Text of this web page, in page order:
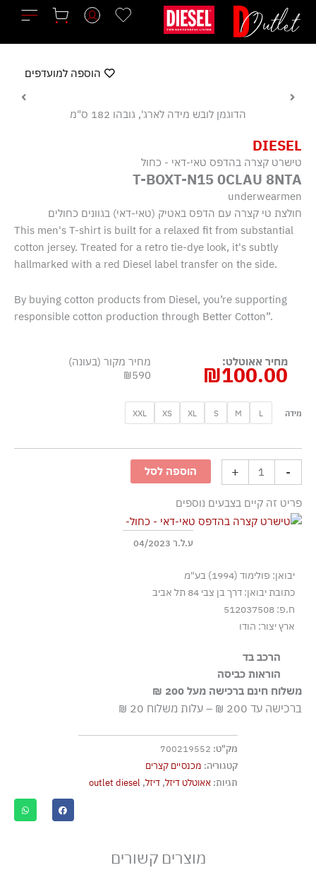
לתוכן
DIESEL
טישרט קצרה בהדפס טאי-דאי - כחול
T-BOXT-N15 0CLAU 8NTA
underwearmen
חולצת טי קצרה עם הדפס באטיק (טאי-דאי) בגוונים כחולים
This men's T-shirt is built for a relaxed fit from substantial
cotton jersey. Treated for a retro tie-dye look, it's subtly
hallmarked with a red Diesel label transfer on the side.
By buying cotton products from Diesel, you’re supporting
responsible cotton production through Better Cotton”.
מחיר אאוטלט:
₪100.00
מחיר מקור (בעונה)
₪590
מידה L
M
S
XL
XS
XXL
-
קצרה
בהדפס
-
כחול
+ הוספה לסל
פריט זה קיים בצבעים נוספים
ע.ל.ר 04/2023
יבואן: פולימוד (1994) בע"מ
כתובת יבואן: דרך בן צבי 84 תל אביב
ח.פ: 512037508
ארץ יצור: הודו
הרכב בד
100% כותנה
הוראות כביסה
שטיפה ידנית
ללא חומרי הלבנה, ללא השריה
גיהוץ בחום נמוך
אסור לנקות בניקוי יבש
אסור לייבש במכונת ייבוש
משלוח חינם ברכישה מעל 200 ₪
ברכישה עד 200 ₪ – עלות משלוח 20 ₪
מק"ט: 700219552
קטגוריה: מכנסיים קצרים
תגיות: אאוטלט דיזל, דיזל,
outlet diesel
הוספה למועדפים
הדוגמן לובש מידה לארג', גובהו 182 ס"מ
מוצרים קשורים